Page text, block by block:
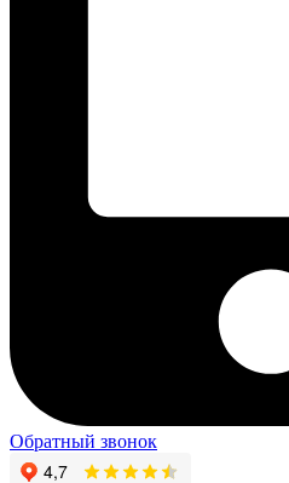
Обратный звонок